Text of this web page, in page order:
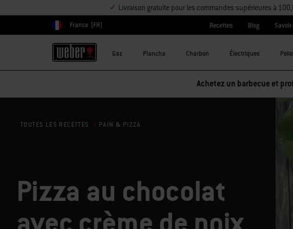
Livraison gratuite pour les commandes supérieures à
Choisir un pays
France (FR) Recettes Blog
Gaz Plancha Charbon Électriques
Réduction sur les accessoires – Achetez 2 accessoires
TOUTES LES RECETTES PAIN & PIZZA
Pizza au chocolat